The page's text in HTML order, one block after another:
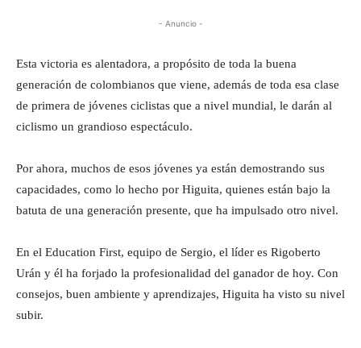
- Anuncio -
Esta victoria es alentadora, a propósito de toda la buena
generación de colombianos que viene, además de toda esa clase
de primera de jóvenes ciclistas que a nivel mundial, le darán al
ciclismo un grandioso espectáculo.
Por ahora, muchos de esos jóvenes ya están demostrando sus
capacidades, como lo hecho por Higuita, quienes están bajo la
batuta de una generación presente, que ha impulsado otro nivel.
En el Education First, equipo de Sergio, el líder es Rigoberto
Urán y él ha forjado la profesionalidad del ganador de hoy. Con
consejos, buen ambiente y aprendizajes, Higuita ha visto su nivel
subir.